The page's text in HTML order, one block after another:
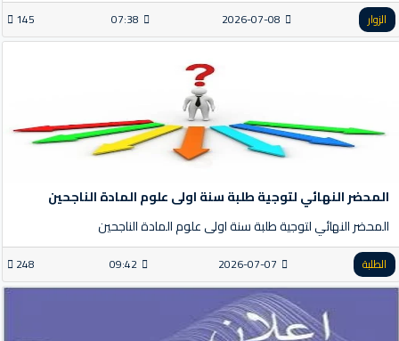
الزوار 2026-07-08
07:38
145
المحضر النهائي لتوجية طلبة سنة اولى علوم المادة الناجحين
المحضر النهائي لتوجية طلبة سنة اولى علوم المادة الناجحين
الطلبة 2026-07-07
09:42
248